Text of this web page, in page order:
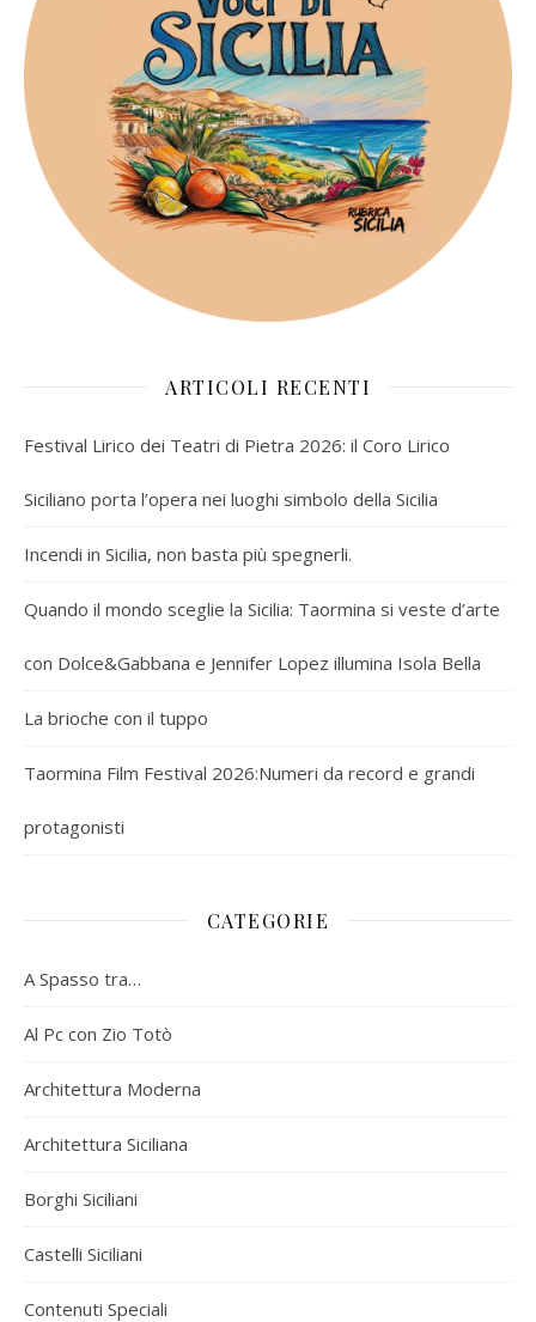
ARTICOLI RECENTI
Festival Lirico dei Teatri di Pietra 2026: il Coro Lirico
Siciliano porta l’opera nei luoghi simbolo della Sicilia
Incendi in Sicilia, non basta più spegnerli.
Quando il mondo sceglie la Sicilia: Taormina si veste d’arte
con Dolce&Gabbana e Jennifer Lopez illumina Isola Bella
La brioche con il tuppo
Taormina Film Festival 2026:Numeri da record e grandi
protagonisti
CATEGORIE
A Spasso tra…
Al Pc con Zio Totò
Architettura Moderna
Architettura Siciliana
Borghi Siciliani
Castelli Siciliani
Contenuti Speciali